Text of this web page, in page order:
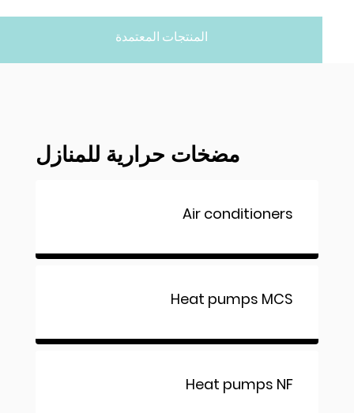
المنتجات المعتمدة
مضخات حرارية للمنازل
Air conditioners
Heat pumps MCS
Heat pumps NF